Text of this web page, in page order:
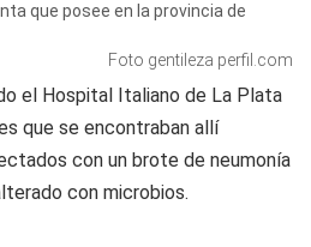
que posee en la provincia de
Foto gentileza perfil.com
el Hospital Italiano de La Plata
que se encontraban allí
con un brote de neumonía
con microbios.